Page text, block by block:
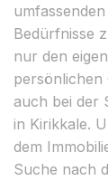
Bedürfnisse
nur den
persönlichen
auch bei der
in Kirikkale.
dem
Suche nach